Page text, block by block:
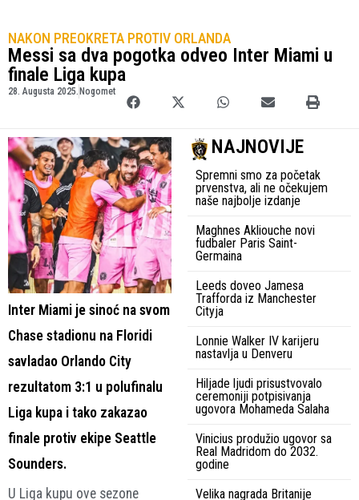
NAKON PREOKRETA PROTIV ORLANDA
Messi sa dva pogotka odveo Inter Miami u
finale Liga kupa
28. Augusta 2025. Nogomet
Inter Miami je sinoć na svom
Chase stadionu na Floridi
savladao Orlando City
rezultatom 3:1 u polufinalu
Liga kupa i tako zakazao
finale protiv ekipe Seattle
Sounders.
U Liga kupu ove sezone
NAJNOVIJE
Spremni smo za početak
prvenstva, ali ne očekujem
naše najbolje izdanje
Maghnes Akliouche novi
fudbaler Paris Saint-
Germaina
Leeds doveo Jamesa
Trafforda iz Manchester
Cityja
Lonnie Walker IV karijeru
nastavlja u Denveru
Hiljade ljudi prisustvovalo
ceremoniji potpisivanja
ugovora Mohameda Salaha
Vinicius produžio ugovor sa
Real Madridom do 2032.
godine
Velika nagrada Britanije